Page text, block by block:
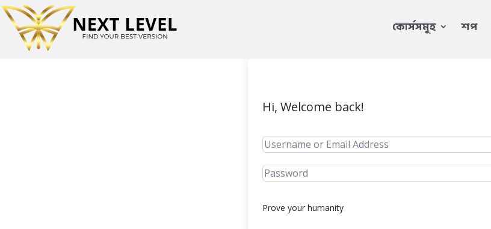
কোর্সসমূহ শপ
Hi, Welcome back!
Prove your humanity